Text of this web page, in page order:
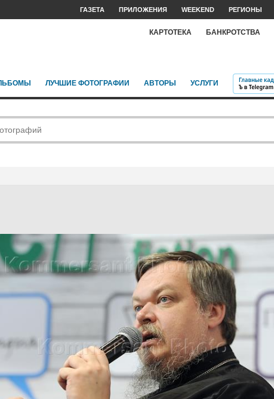
ГАЗЕТА ПРИЛОЖЕНИЯ WEEKEND РЕГИОНЫ
КАРТОТЕКА БАНКРОТСТВА
ЛУЧШИЕ ФОТОГРАФИИ АВТОРЫ УСЛУГИ